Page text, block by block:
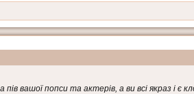
вашої попси та актерів, а ви всі якраз і є